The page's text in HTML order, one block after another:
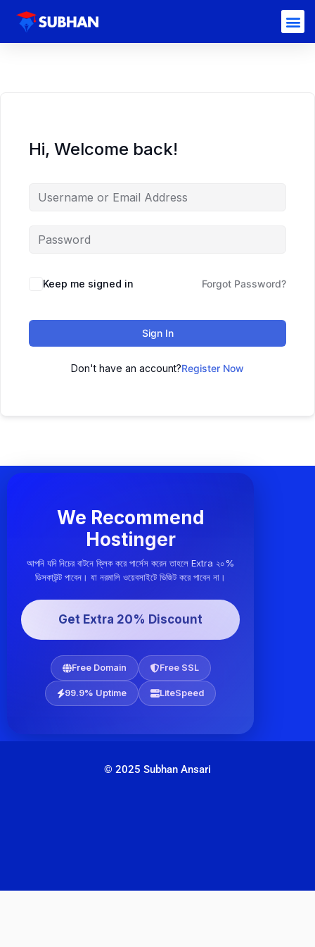
Hi, Welcome back!
Keep me signed in Forgot Password?
Sign In
Don't have an account?Register Now
We Recommend
Hostinger
আপনি যদি নিচের বাটনে ক্লিক করে পার্সেস করেন তাহলে Extra ২০%
ডিসকাউন্ট পাবেন। যা নরমালি ওয়েবসাইটে ভিজিট করে পাবেন না।
Get Extra 20% Discount
Free Domain Free SSL
99.9% Uptime LiteSpeed
© 2025 Subhan Ansari